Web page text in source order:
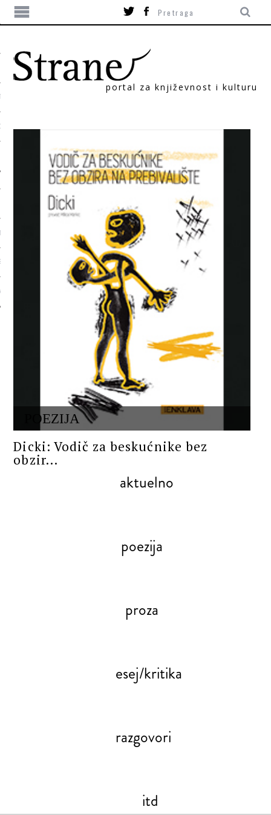
portal za književnost i kulturu
POEZIJA
Dicki: Vodič za beskućnike bez
obzir...
aktuelno
poezija
proza
esej/kritika
razgovori
itd